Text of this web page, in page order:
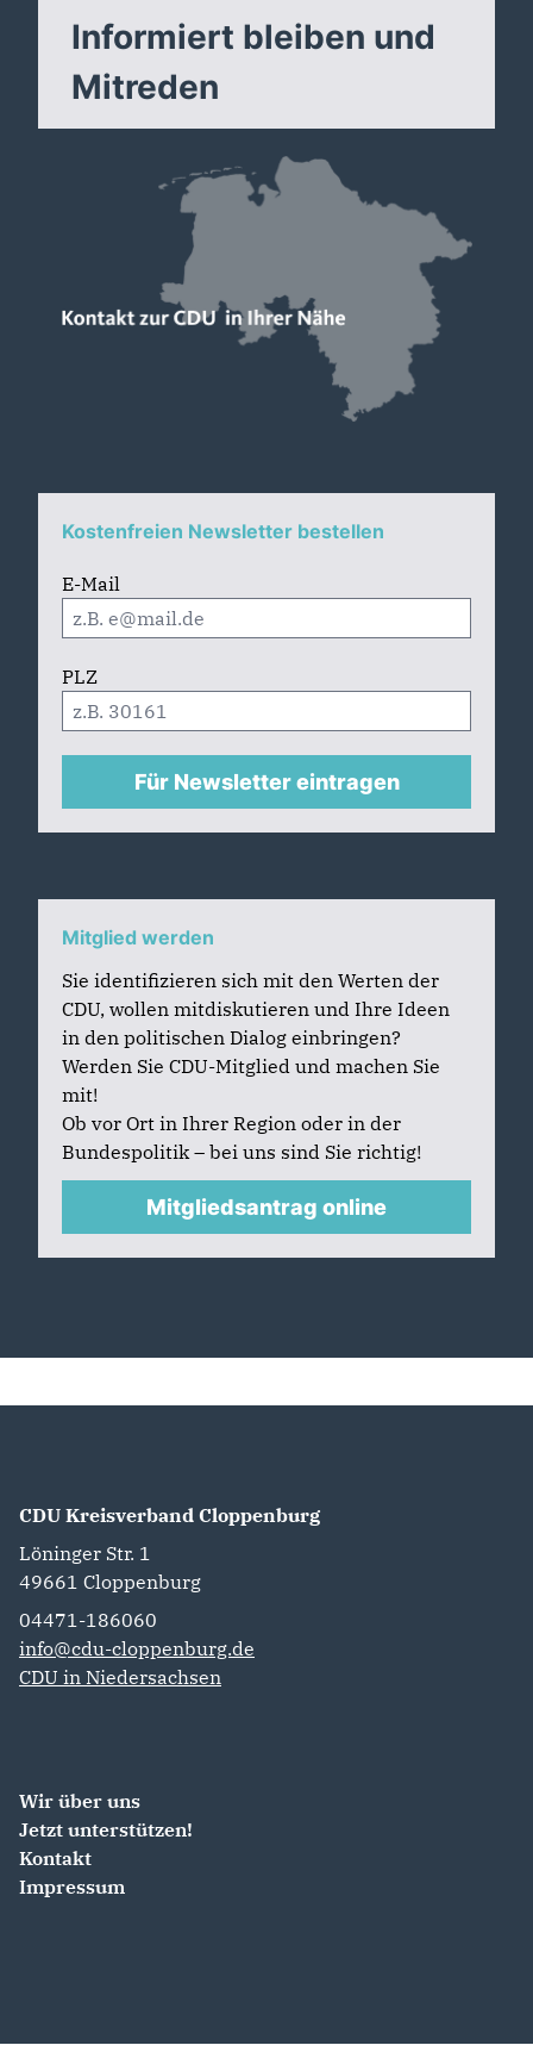
Informiert bleiben und
Mitreden
Kostenfreien Newsletter bestellen
E-Mail
PLZ
Für Newsletter eintragen
Mitglied werden
Sie identifizieren sich mit den Werten der
CDU, wollen mitdiskutieren und Ihre Ideen
in den politischen Dialog einbringen?
Werden Sie CDU-Mitglied und machen Sie
mit!
Ob vor Ort in Ihrer Region oder in der
Bundespolitik – bei uns sind Sie richtig!
Mitgliedsantrag online
CDU Kreisverband Cloppenburg
Löninger Str. 1
49661 Cloppenburg
04471-186060
info@cdu-cloppenburg.de
CDU in Niedersachsen
Wir über uns
Jetzt unterstützen!
Kontakt
Impressum